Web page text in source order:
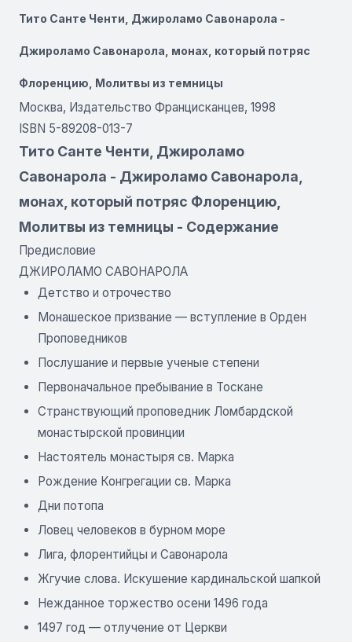
Тито Санте Ченти, Джироламо Савонарола -
Джироламо Савонарола, монах, который потряс
Флоренцию, Молитвы из темницы
Москва, Издательство Францисканцев, 1998
ISBN 5-89208-013-7
Тито Санте Ченти, Джироламо
Савонарола - Джироламо Савонарола,
монах, который потряс Флоренцию,
Молитвы из темницы - Содержание
Предисловие
ДЖИРОЛАМО САВОНАРОЛА
Детство и отрочество
Монашеское призвание — вступление в Орден
Проповедников
Послушание и первые ученые степени
Первоначальное пребывание в Тоскане
Странствующий проповедник Ломбардской
монастырской провинции
Настоятель монастыря св. Марка
Рождение Конгрегации св. Марка
Дни потопа
Ловец человеков в бурном море
Лига, флорентийцы и Савонарола
Жгучие слова. Искушение кардинальской шапкой
Нежданное торжество осени 1496 года
1497 год — отлучение от Церкви